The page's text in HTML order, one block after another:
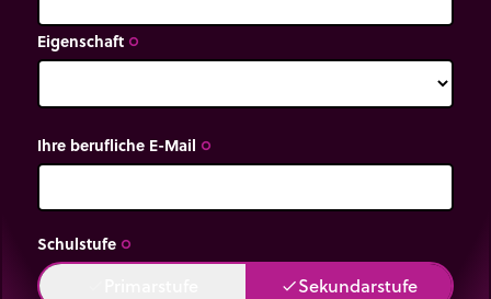
Eigenschaft trip_origin
Ihre berufliche E-Mail trip_origin
Schulstufe trip_origin
doneSekundarstufe